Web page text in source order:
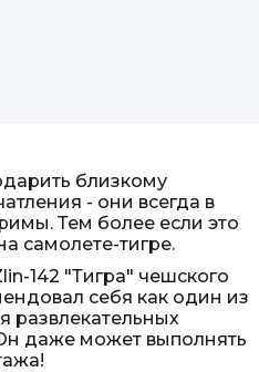
близкому
- они всегда в
Тем более если это
самолете-тигре.
142 "Тигра" чешского
себя как один из
развлекательных
даже может выполнять